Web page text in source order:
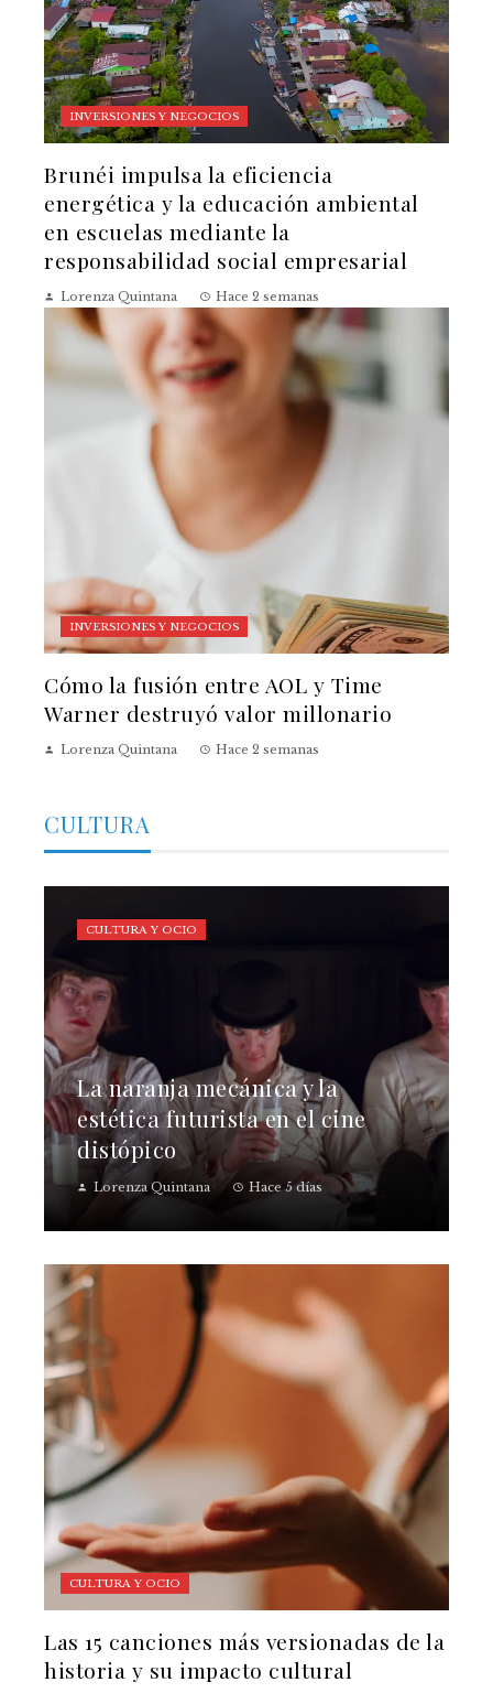
INVERSIONES Y NEGOCIOS
Brunéi impulsa la eficiencia
energética y la educación ambiental
en escuelas mediante la
responsabilidad social empresarial
Lorenza Quintana Hace 2 semanas
INVERSIONES Y NEGOCIOS
Cómo la fusión entre AOL y Time
Warner destruyó valor millonario
Lorenza Quintana Hace 2 semanas
CULTURA
La naranja mecánica y la
estética futurista en el cine
distópico
Lorenza Quintana Hace 5 días
CULTURA Y OCIO
CULTURA Y OCIO
Las 15 canciones más versionadas de la
historia y su impacto cultural